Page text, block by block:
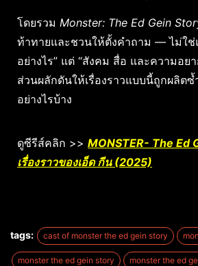
โดยรวม Monster: The Ed Gein
ท้าทายและชวนให้ตั้งคำถาม — ไม่ใช่
อย่างไร” แต่ “สังคม สื่อ และความอย
ส่วนผลักดันให้เรื่องราวแบบนี้ถูกผลิต
อย่างไรบ้าง
ดูซีรีส์คลิก >> MONSTER- The Ed
เรื่องราวของเอ็ด กีน (2025)
tags: cast of monster the ed gein story
monster the ed gein story monster the ed